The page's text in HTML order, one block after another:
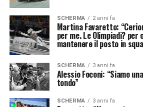
SCHERMA 2 anni fa
Martina Favaretto:
per me. Le Olimpiadi?
mantenere il posto in
SCHERMA 3 anni fa
Alessio Foconi: “Siamo
tondo”
SCHERMA 3 anni fa